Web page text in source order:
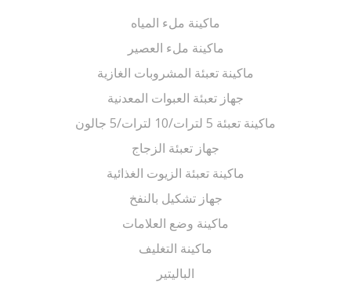
ماكينة ملء المياه
ماكينة ملء العصير
ماكينة تعبئة المشروبات الغازية
جهاز تعبئة العبوات المعدنية
ماكينة تعبئة 5 لترات/10 لترات/5 جالون
جهاز تعبئة الزجاج
ماكينة تعبئة الزيوت الغذائية
جهاز تشكيل بالنفخ
ماكينة وضع العلامات
ماكينة التغليف
الباليتير